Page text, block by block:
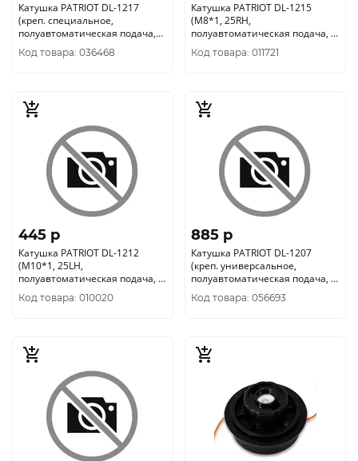
Катушка PATRIOT DL-1217
(креп. специальное,
полуавтоматическая подача,
2мм) 807112217
Код товара: 036468
Катушка PATRIOT DL-1215
(М8*1, 25RH,
полуавтоматическая подача, ?
1, 6-2, 4мм) 807114215
Код товара: 011721
445 p
Катушка PATRIOT DL-1212
(М10*1, 25LH,
полуавтоматическая подача, ?
2-3мм) 807114212
Код товара: 010020
885 p
Катушка PATRIOT DL-1207
(креп. универсальное,
полуавтоматическая подача, ?
3мм) 807114037
Код товара: 056693